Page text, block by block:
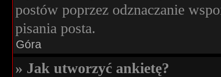
postów poprzez odznaczanie
pisania posta.
Góra
» Jak utworzyć ankietę?